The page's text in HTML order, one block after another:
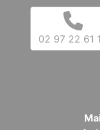
02 97 22 61